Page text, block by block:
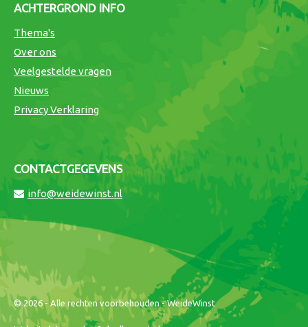
ACHTERGROND INFO
Thema's
Over ons
Veelgestelde vragen
Nieuws
Privacy Verklaring
CONTACTGEGEVENS
info@weidewinst.nl
© 2026 - Alle rechten voorbehouden - WeideWinst